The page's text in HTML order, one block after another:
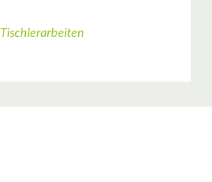
Tischlerarbeiten